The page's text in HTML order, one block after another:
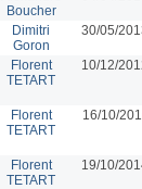
Boucher
Dimitri
Goron
30/05/
Florent
TETART
10/12/
Florent
TETART
16/10/
Florent
TETART
19/10/